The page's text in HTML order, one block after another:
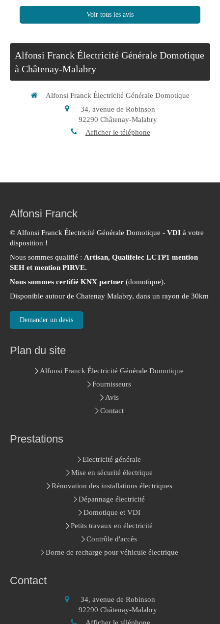
Voir tous les avis
Alfonsi Franck Électricité Générale Domotique
à Châtenay-Malabry
Alfonsi Franck Électricité Générale Domotique
34, avenue de Robinson
92290 Châtenay-Malabry
Afficher le téléphone
Alfonsi Franck
© Alfonsi Franck Électricité Générale Domotique - VDI à votre
disposition !
Nous sommes qualifié : Artisan, Qualifelec LCTP1 mention
SEH et mention PIRVE.
Nous sommes certifié KNX partner (domotique).
Disponible autour de Chatenay Malabry, dans un rayon de 30km
Demander un devis
Plan du site
Alfonsi Franck Électricité Générale Domotique
Fournisseurs
Avis
Contact
Prestations
Electricité générale
Mise en sécurité électrique
Rénovation des installations électriques
Dépannage électricité
Domotique et VDI
Petits travaux en électricité
Contrôle d'accès
Borne de recharge pour véhicule électrique
Contact
34, avenue de Robinson
92290 Châtenay-Malabry